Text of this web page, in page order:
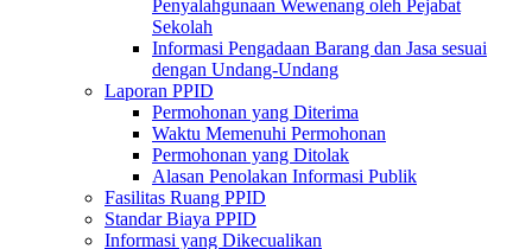
Penyalahgunaan Wewenang oleh Pejabat
Sekolah
Informasi Pengadaan Barang dan Jasa sesuai
dengan Undang-Undang
Laporan PPID
Permohonan yang Diterima
Waktu Memenuhi Permohonan
Permohonan yang Ditolak
Alasan Penolakan Informasi Publik
Fasilitas Ruang PPID
Standar Biaya PPID
Informasi yang Dikecualikan